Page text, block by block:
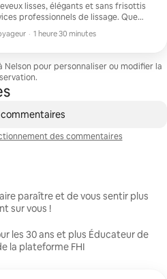
lisses, élégants et sans frisottis
professionnels de lissage. Que
de serrures droites durables
temporaire, nous proposons une
et le lissage chimique. Chaque
en fonction de votre type de
souhaité, vous laissant avec des
et plus faciles à coiffer.
· 1 heure 30 minutes
Nelson pour personnaliser ou modifier la
2 commentaires
commentaires
des commentaires
paraître et de vous sentir plus
sur vous !
les 30 ans et plus Éducateur de
la plateforme FHI